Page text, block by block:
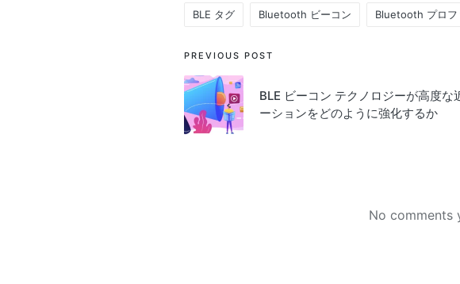
Tags:
BLE タグ Bluetooth ビーコン Bluetooth プロフ
Post
navigation
PREVIOUS POST
BLE ビーコン テクノロジーが高度な
ーションをどのように強化するか
No comments